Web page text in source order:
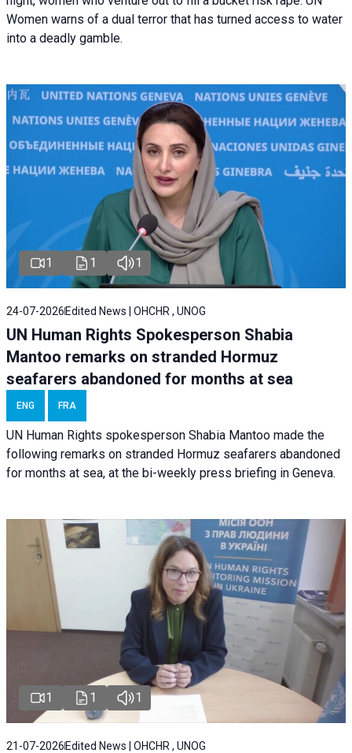
Women warns of a dual terror that has turned access to water
into a deadly gamble.
1 1 1
24-07-2026 Edited News | OHCHR , UNOG
UN Human Rights Spokesperson Shabia
Mantoo remarks on stranded Hormuz
seafarers abandoned for months at sea
ENG FRA
UN Human Rights spokesperson Shabia Mantoo made the
following remarks on stranded Hormuz seafarers abandoned
for months at sea, at the bi-weekly press briefing in Geneva.
1 1 1
21-07-2026 Edited News | OHCHR , UNOG